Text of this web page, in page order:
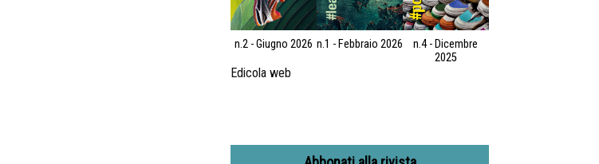
n.2 - Giugno 2026 n.1 - Febbraio 2026
n.4 - Dicembre
2025
Edicola web